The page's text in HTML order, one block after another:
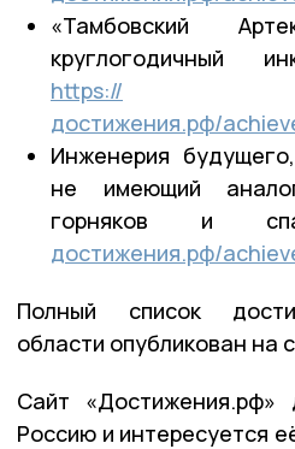
«Тамбовский
круглогодичный
https://
достижения.рф/
Инженерия
не имеющий
горняков и
достижения.рф/
Полный список
области опубликован на
Сайт
Россию и интересуется